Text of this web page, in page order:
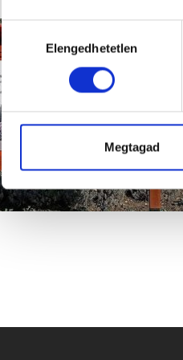
Hozzájárulás
kiválasztásaElengedhetetlen
Megtagad